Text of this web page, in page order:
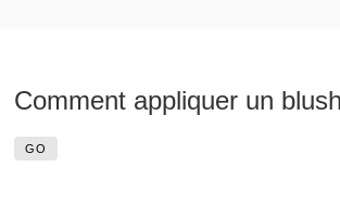
Comment appliquer un
GO